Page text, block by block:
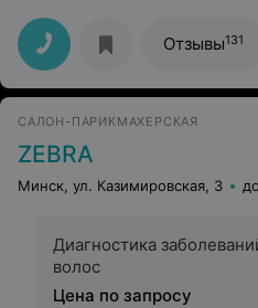
Отзывы131
САЛОН-ПАРИКМАХЕРСКАЯ
ZEBRA
Минск, ул. Казимировская, 3
Диагностика
волос
Цена по запросу